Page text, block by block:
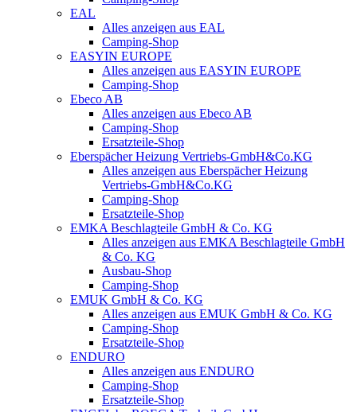
EAL
Alles anzeigen aus EAL
Camping-Shop
EASYIN EUROPE
Alles anzeigen aus EASYIN EUROPE
Camping-Shop
Ebeco AB
Alles anzeigen aus Ebeco AB
Camping-Shop
Ersatzteile-Shop
Eberspächer Heizung Vertriebs-GmbH&Co.KG
Alles anzeigen aus Eberspächer Heizung
Vertriebs-GmbH&Co.KG
Camping-Shop
Ersatzteile-Shop
EMKA Beschlagteile GmbH & Co. KG
Alles anzeigen aus EMKA Beschlagteile GmbH
& Co. KG
Ausbau-Shop
Camping-Shop
EMUK GmbH & Co. KG
Alles anzeigen aus EMUK GmbH & Co. KG
Camping-Shop
Ersatzteile-Shop
ENDURO
Alles anzeigen aus ENDURO
Camping-Shop
Ersatzteile-Shop